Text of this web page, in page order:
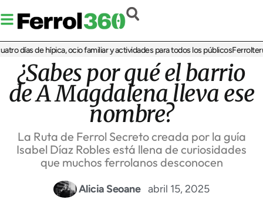
días de hípica, ocio familiar y actividades para todos los públicosFerrolterra
¿Sabes por qué el barrio
de A Magdalena lleva ese
nombre?
La Ruta de Ferrol Secreto creada por la guía
Isabel Díaz Robles está llena de curiosidades
que muchos ferrolanos desconocen
Alicia Seoane abril 15, 2025